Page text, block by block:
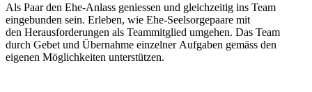
Als Paar den Ehe-Anlass geniessen und gleichzeitig ins Team
eingebunden sein. Erleben, wie Ehe-Seelsorgepaare mit
den Herausforderungen als Teammitglied umgehen. Das Team
durch Gebet und Übernahme einzelner Aufgaben gemäss den
eigenen Möglichkeiten unterstützen.